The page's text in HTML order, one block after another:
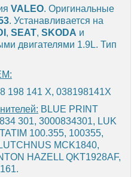
VALEO. Оригинальные
. Устанавливается на
, SEAT, SKODA и
двигателями 1.9L. Тип
198 141 X, 038198141X
BLUE PRINT
301, 3000834301, LUK
100.355, 100355,
MCK1840,
HAZELL QKT1928AF,